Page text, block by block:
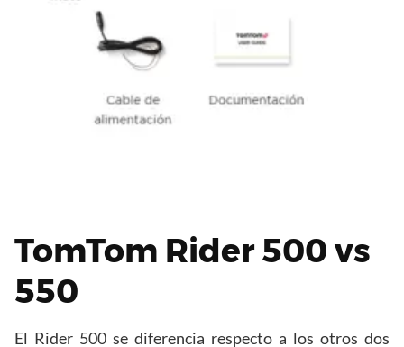
TomTom Rider 500 vs
550
El Rider 500 se diferencia respecto a los otros dos